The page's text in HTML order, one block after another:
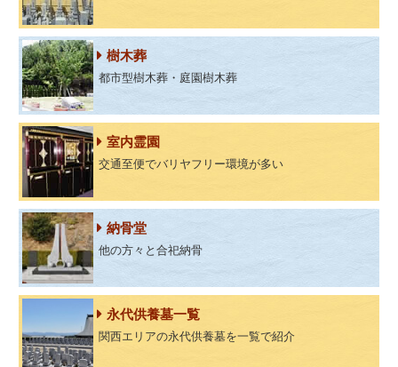
樹木葬
都市型樹木葬・庭園樹木葬
室内霊園
交通至便でバリヤフリー環境が多い
納骨堂
他の方々と合祀納骨
永代供養墓一覧
関西エリアの永代供養墓を一覧で紹介